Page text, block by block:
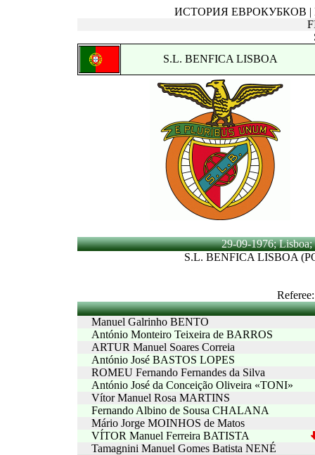
ИСТОРИЯ ЕВРОКУБКОВ |
S.L. BENFICA LISBOA
29-09-1976;
S.L. BENFICA LISBOA
Manuel Galrinho BENTO
António Monteiro Teixeira de BARROS
ARTUR Manuel Soares Correia
António José BASTOS LOPES
ROMEU Fernando Fernandes da Silva
António José da Conceição Oliveira «TONI»
Vítor Manuel Rosa MARTINS
Fernando Albino de Sousa CHALANA
Mário Jorge MOINHOS de Matos
VÍTOR Manuel Ferreira BATISTA
Tamagnini Manuel Gomes Batista NENÉ